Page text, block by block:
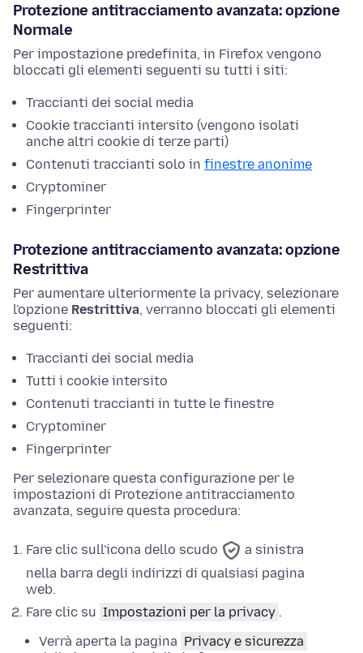
Protezione antitracciamento avanzata: opzione
Normale
Per impostazione predefinita, in Firefox vengono
bloccati gli elementi seguenti su tutti i siti:
Traccianti dei social media
Cookie traccianti intersito (vengono isolati
anche altri cookie di terze parti)
Contenuti traccianti solo in finestre anonime
Cryptominer
Fingerprinter
Protezione antitracciamento avanzata: opzione
Restrittiva
Per aumentare ulteriormente la privacy, selezionare
l'opzione Restrittiva, verranno bloccati gli elementi
seguenti:
Traccianti dei social media
Tutti i cookie intersito
Contenuti traccianti in tutte le finestre
Cryptominer
Fingerprinter
Per selezionare questa configurazione per le
impostazioni di Protezione antitracciamento
avanzata, seguire questa procedura:
Fare clic sull'icona dello scudo
a sinistra
nella barra degli indirizzi di qualsiasi pagina
web.
Fare clic su Impostazioni per la privacy .
Verrà aperta la pagina Privacy e sicurezza